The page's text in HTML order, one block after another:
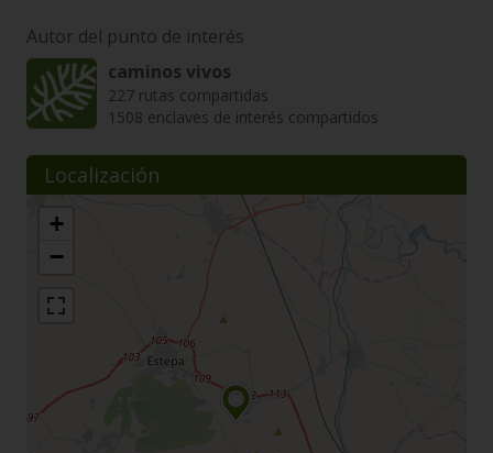
Autor del punto de interés
caminos vivos
227 rutas compartidas
1508 enclaves de interés compartidos
Localización
+
−